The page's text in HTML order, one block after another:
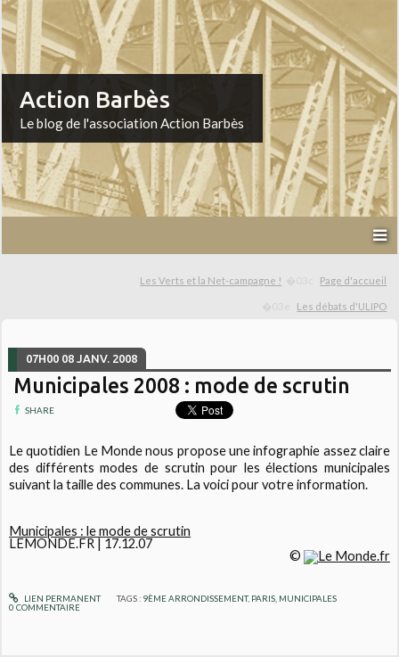
Action Barbès
Le blog de l'association Action Barbès
Les Verts et la Net-campagne ! Page d'accueil
Les débats d'ULIPO
07H00 08 JANV. 2008
Municipales 2008 : mode de scrutin
SHARE
Le quotidien Le Mondenous propose une infographie assez claire
des différents modes de scrutin pour les élections municipales
suivant la taille des communes. La voici pour votre information.
Municipales : le mode de scrutin
LEMONDE.FR | 17.12.07
©
LIEN PERMANENT TAGS : 9ÈME ARRONDISSEMENT, PARIS, MUNICIPALES
0 COMMENTAIRE